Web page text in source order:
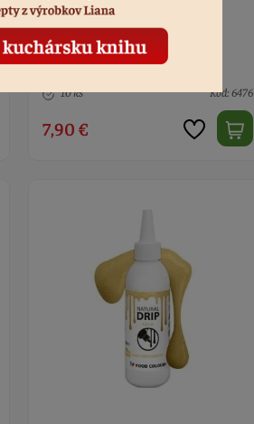
Kráľovská glazúra 900 g
10 ks Kód: 6476
7,90 €